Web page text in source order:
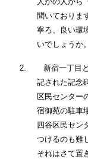
聞いておりま
寧ろ、良い環
いでしょうか。
2.
新宿一丁目
記された記念
区民センター
宿御苑の駐車
四谷区民セン
つけるのも難
それはさて置